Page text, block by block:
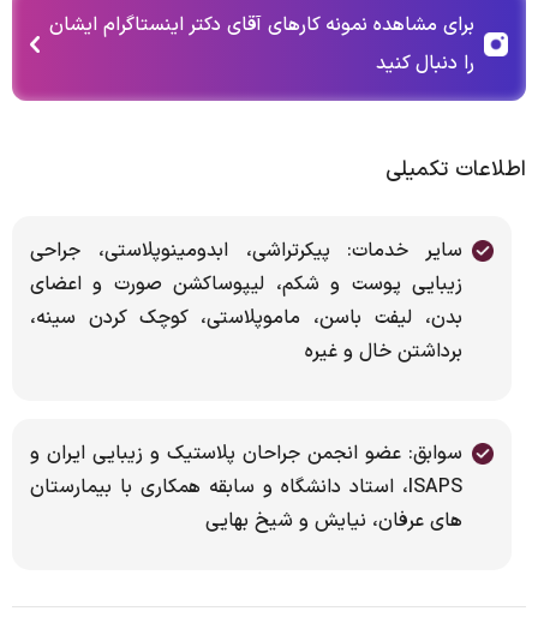
برای مشاهده نمونه کارهای آقای دکتر اینستاگرام ایشان
را دنبال کنید
اطلاعات تکمیلی
سایر خدمات: پیکرتراشی، ابدومینوپلاستی، جراحی
زیبایی پوست و شکم، لیپوساکشن صورت و اعضای
بدن، لیفت باسن، ماموپلاستی، کوچک کردن سینه،
برداشتن خال و غیره
سوابق: عضو انجمن جراحان پلاستیک و زیبایی ایران و
ISAPS، استاد دانشگاه و سابقه همکاری با بیمارستان
های عرفان، نیایش و شیخ بهایی